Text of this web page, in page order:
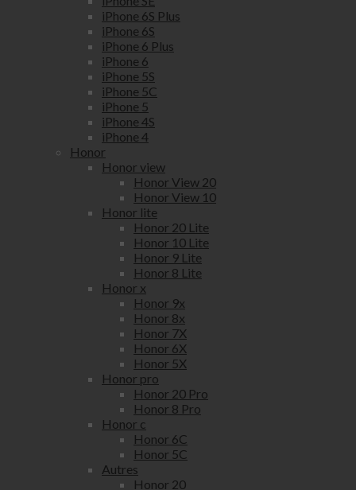
iPhone 6S Plus
iPhone 6S
iPhone 6 Plus
iPhone 6
iPhone 5S
iPhone 5C
iPhone 5
iPhone 4S
iPhone 4
Honor
Honor view
Honor View 20
Honor View 10
Honor lite
Honor 20 Lite
Honor 10 Lite
Honor 9 Lite
Honor 8 Lite
Honor x
Honor 9x
Honor 8x
Honor 7X
Honor 6X
Honor 5X
Honor pro
Honor 20 Pro
Honor 8 Pro
Honor c
Honor 6C
Honor 5C
Autres
Honor 20